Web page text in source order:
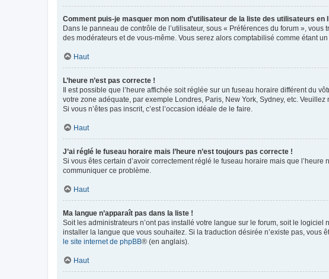
Comment puis-je masquer mon nom d’utilisateur de la liste des utilisateurs en
Dans le panneau de contrôle de l’utilisateur, sous « Préférences du forum »,
des modérateurs et de vous-même. Vous serez alors comptabilisé comme étant
Haut
L’heure n’est pas correcte !
Il est possible que l’heure affichée soit réglée sur un fuseau horaire différent du
votre zone adéquate, par exemple Londres, Paris, New York, Sydney, etc.
Si vous n’êtes pas inscrit, c’est l’occasion idéale de le faire.
Haut
J’ai réglé le fuseau horaire mais l’heure n’est toujours pas correcte !
Si vous êtes certain d’avoir correctement réglé le fuseau horaire mais que
communiquer ce problème.
Haut
Ma langue n’apparaît pas dans la liste !
Soit les administrateurs n’ont pas installé votre langue sur le forum, soit le
installer la langue que vous souhaitez. Si la traduction désirée n’existe pas,
le site internet de phpBB® (en anglais).
Haut